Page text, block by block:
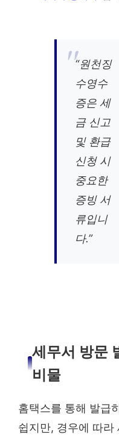
“원천징
수영수
증은 세
금 신고
및 환급
신청 시
중요한
증빙 서
류입니
다.”
세무서 방문
비물
홈택스를 통해 발급
쉽지만, 경우에 따라